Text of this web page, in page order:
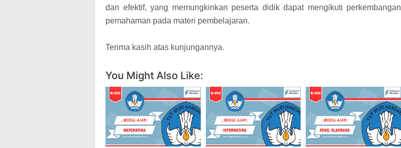
dan efektif, yang memungkinkan peserta didik dapat mengikuti perkembangan
pemahaman pada materi pembelajaran.
Terima kasih atas kunjungannya.
You Might Also Like: